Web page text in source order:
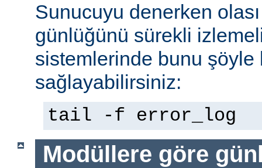
Sunucuyu denerken
günlüğünü sürekli
sistemlerinde bunu şöyle
sağlayabilirsiniz:
tail -f error_log
Modüllere göre